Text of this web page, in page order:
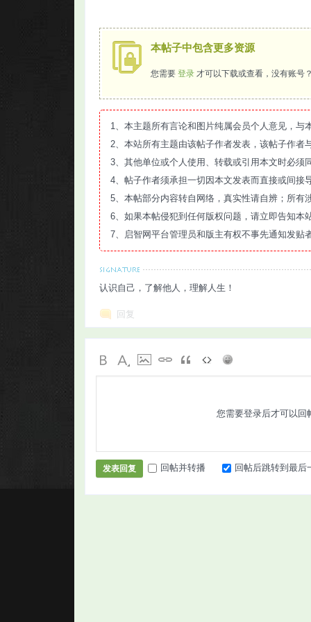
本帖子中包含更多资源
您需要 登录 才可以下载或查看，没有账号
1、本主题所有言论和图片纯属会员个人意见，与
2、本站所有主题由该帖子作者发表，该帖子作者
3、其他单位或个人使用、转载或引用本文时必须
4、帖子作者须承担一切因本文发表而直接或间接
5、本帖部分内容转自网络，真实性请自辨；所
6、如果本帖侵犯到任何版权问题，请立即告知本
7、启智网平台管理员和版主有权不事先通知发贴
认识自己，了解他人，理解人生！
回复
您需要登录后才可以回
发表回复 回帖并转播 回帖后跳转到最后